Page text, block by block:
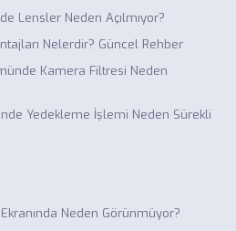
Lensler Neden Açılmıyor?
Nelerdir? Güncel Rehber
Kamera Filtresi Neden
Yedekleme İşlemi Neden Sürekli
Neden Görünmüyor?